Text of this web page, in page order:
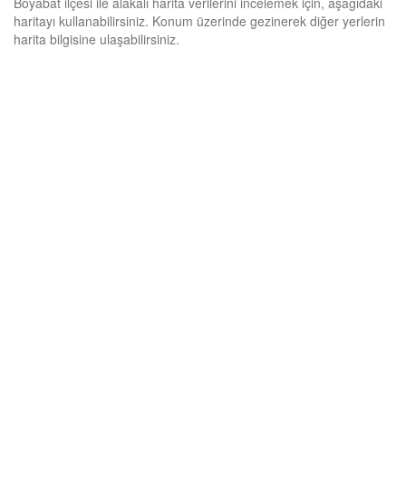
haritayı kullanabilirsiniz. Konum üzerinde gezinerek diğer yerlerin
harita bilgisine ulaşabilirsiniz.